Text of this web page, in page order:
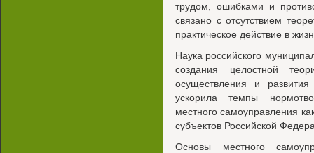
трудом, ошибками и
связано с отсутствием
практическое действие в
Наука российского
создания целостной
осуществления и
ускорила темпы
местного самоуправления
субъектов Российской
Основы местного